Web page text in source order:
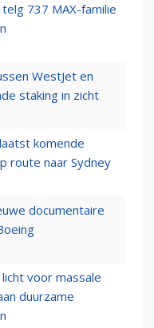
737 MAX-familie
WestJet en
staking in zicht
komende
route naar Sydney
documentaire
voor massale
duurzame